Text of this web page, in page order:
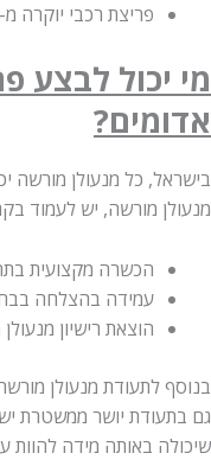
פריצת רכבי יוקרהמ-350 ₪
לבצע
כל מנעולן מורשה יכול
מורשה, יש לעמוד
הכשרה מקצועית בתחום
עמידה בהצלחה
הוצאת רישיון מנעולן
לתעודת מנעולן מורשה,
יושר ממשטרת ישראל.
באותה מידה להוות